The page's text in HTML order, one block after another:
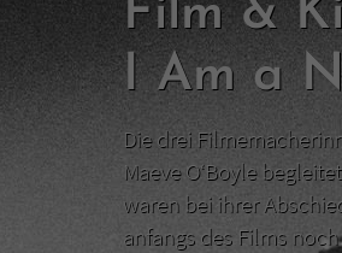
Film &
I Am a
Die drei
Maeve O‘Boyle
waren bei ihrer
anfangs des Films